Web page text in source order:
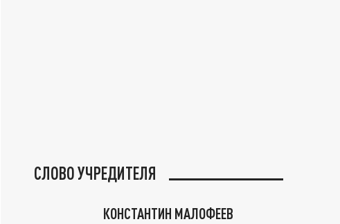
СЛОВО УЧРЕДИТЕЛЯ
КОНСТАНТИН МАЛОФЕЕВ